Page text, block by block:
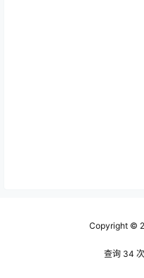
Copyright ©
查询 34